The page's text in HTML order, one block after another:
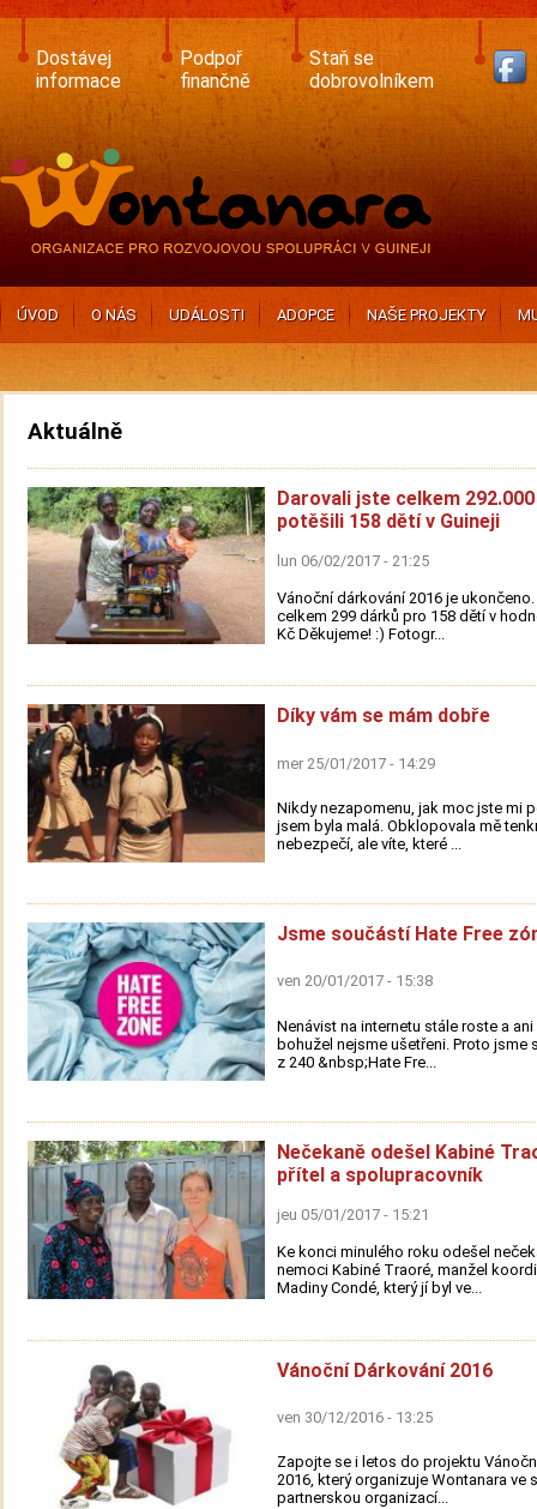
Skip
main
content
Dostávej
informace
Podpoř
finančně
Staň se
dobrovolníkem
ÚVOD O NÁS UDÁLOSTI ADOPCE NAŠE PROJEKTY
Aktuálně
Darovali jste celkem 292.000
potěšili 158 dětí v Guineji
lun 06/02/2017 - 21:25
Vánoční dárkování 2016 je
celkem 299 dárků pro 158 dětí v
Kč Děkujeme! :) Fotogr...
Díky vám se mám dobře
mer 25/01/2017 - 14:29
Nikdy nezapomenu, jak moc jste mi
jsem byla malá. Obklopovala mě
nebezpečí, ale víte, které ...
Jsme součástí Hate Free
ven 20/01/2017 - 15:38
Nenávist na internetu stále roste a
bohužel nejsme ušetřeni. Proto jsme
z 240 &nbsp;Hate Fre...
Nečekaně odešel Kabiné
přítel a spolupracovník
jeu 05/01/2017 - 15:21
Ke konci minulého roku odešel
nemoci Kabiné Traoré, manžel
Madiny Condé, který jí byl ve...
Vánoční Dárkování 2016
ven 30/12/2016 - 13:25
Zapojte se i letos do projektu
2016, který organizuje Wontanara ve
partnerskou organizací...